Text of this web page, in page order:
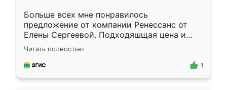
Больше всех мне понравилось
предложение от компании Ренессанс от
Елены Сергеевой. Подходяшщая цена и
короткие сроки изготовления. Приехавший
для замера сотрудник Владислав
предложил по моему эскизу самый
Читать полностью
1